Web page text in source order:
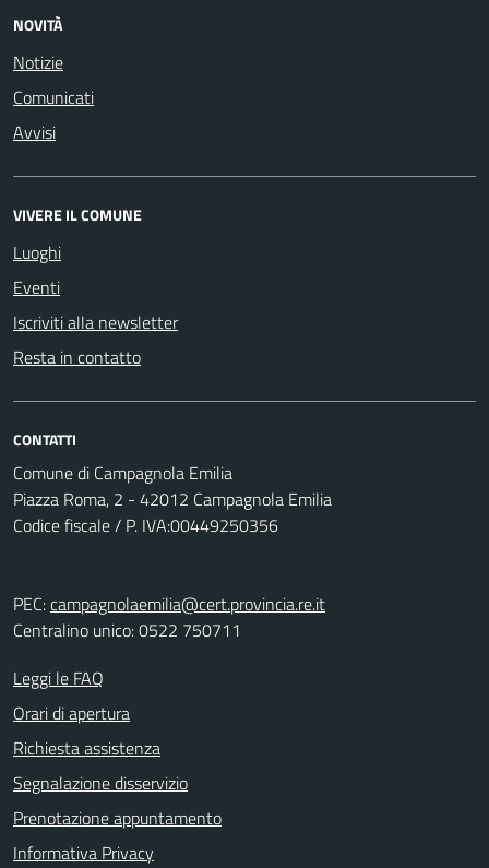
NOVITÀ
Notizie
Comunicati
Avvisi
VIVERE IL COMUNE
Luoghi
Eventi
Iscriviti alla newsletter
Resta in contatto
CONTATTI
Comune di Campagnola Emilia
Piazza Roma, 2 - 42012 Campagnola Emilia
Codice fiscale / P. IVA:00449250356
PEC:campagnolaemilia@cert.provincia.re.it
Centralino unico: 0522 750711
Leggi le FAQ
Orari di apertura
Richiesta assistenza
Segnalazione disservizio
Prenotazione appuntamento
Informativa Privacy